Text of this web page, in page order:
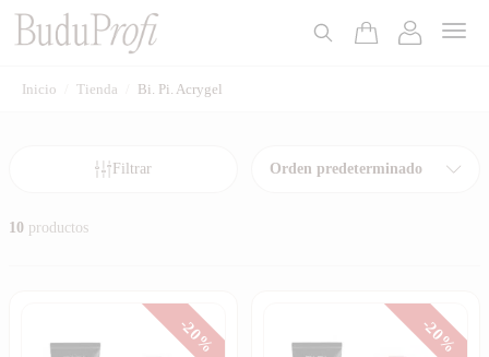
Inicio Tienda Bi. Pi. Acrygel
10 productos
Filtrar Orden predeterminado
-20% -20%